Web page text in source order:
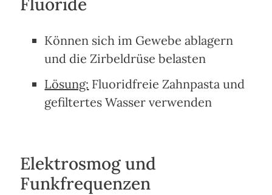
Können sich im Gewebe ablagern
und die Zirbeldrüse belasten
Lösung: Fluoridfreie Zahnpasta und
gefiltertes Wasser verwenden
Elektrosmog und
Funkfrequenzen